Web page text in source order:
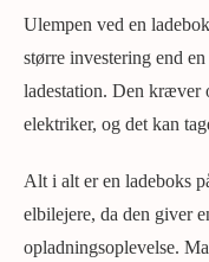
Ulempen ved en
større investering end
ladestation. Den kræver
elektriker, og det kan
Alt i alt er en ladeboks
elbilejere, da den giver
opladningsoplevelse.